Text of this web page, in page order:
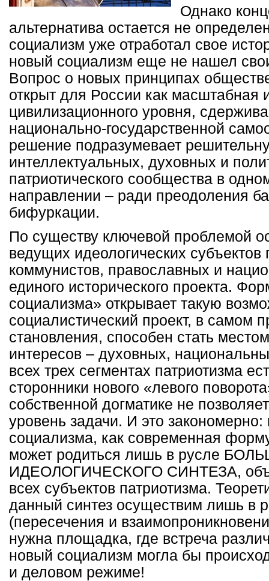
Однако
альтернатива остается не
социализм уже отработал свое
новый социализм еще не нашел
Вопрос о новых принципах
открыт для России как масштабная
цивилизационного уровня,
национально-государственной
решение подразумевает
интеллектуальных, духовных и
патриотического сообщества в
направлении – ради преодоления
бифуркации.
По существу ключевой проблемой
ведущих идеологических субъектов
коммунистов, православных и
единого исторического проекта.
социализма» открывает такую
социалистический проект, в самом
становления, способен стать
интересов – духовных,
всех трех сегментах патриотизма
сторонники нового «левого
собственной догматике не
уровень задачи. И это закономерно:
социализма, как современная
может родиться лишь в русле
ИДЕОЛОГИЧЕСКОГО СИНТЕЗА,
всех субъектов патриотизма.
данный синтез осуществим лишь в
(пересечения и
нужна площадка, где встреча
новый социализм могла бы
и деловом режиме!